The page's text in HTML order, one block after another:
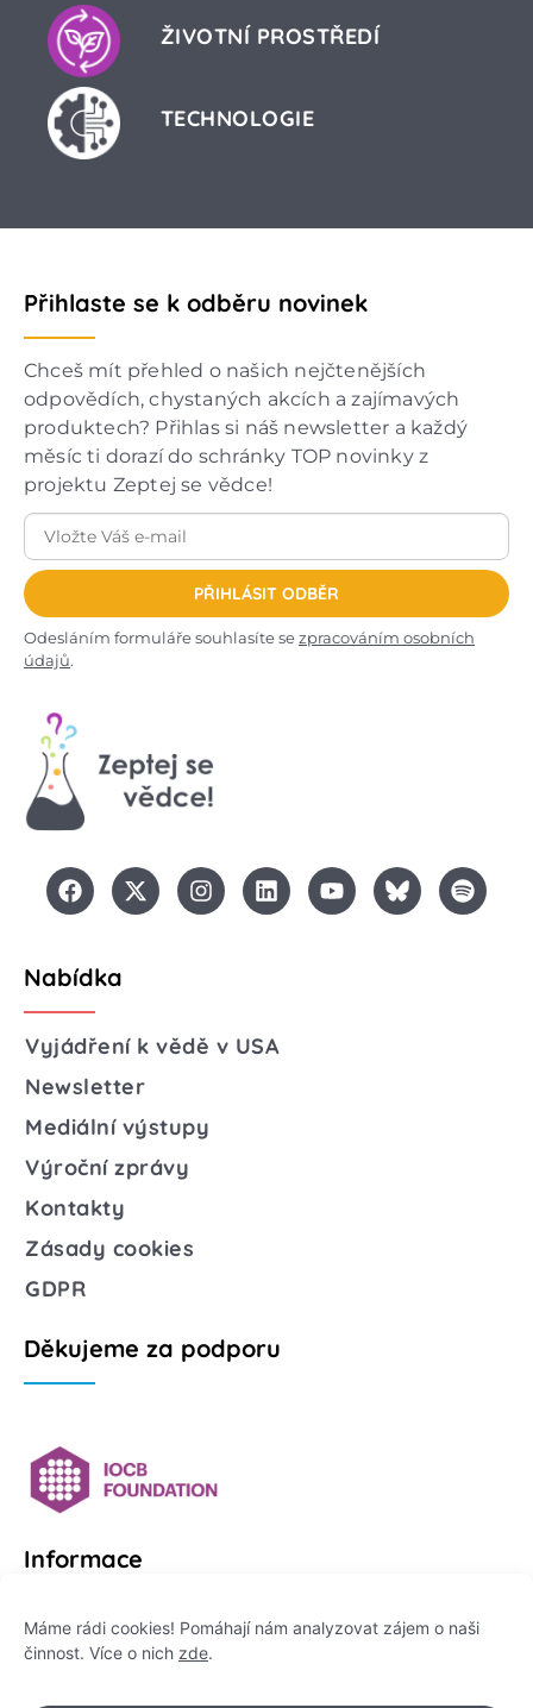
Máme rádi cookies! Pomáhají nám analyzovat zájem o naši
činnost. Více o nich zde.
ŽIVOTNÍ PROSTŘEDÍ
TECHNOLOGIE
Přihlaste se k odběru novinek
Chceš mít přehled o našich nejčtenějších
odpovědích, chystaných akcích a zajímavých
produktech? Přihlas si náš newsletter a každý
měsíc ti dorazí do schránky TOP novinky z
projektu Zeptej se vědce!
PŘIHLÁSIT ODBĚR
Odesláním formuláře souhlasíte sezpracováním osobních
údajů.
Nabídka
Vyjádření k vědě v USA
Newsletter
Mediální výstupy
Výroční zprávy
Kontakty
Zásady cookies
GDPR
Děkujeme za podporu
Informace
Platformu Zeptej se vědce provozuje: